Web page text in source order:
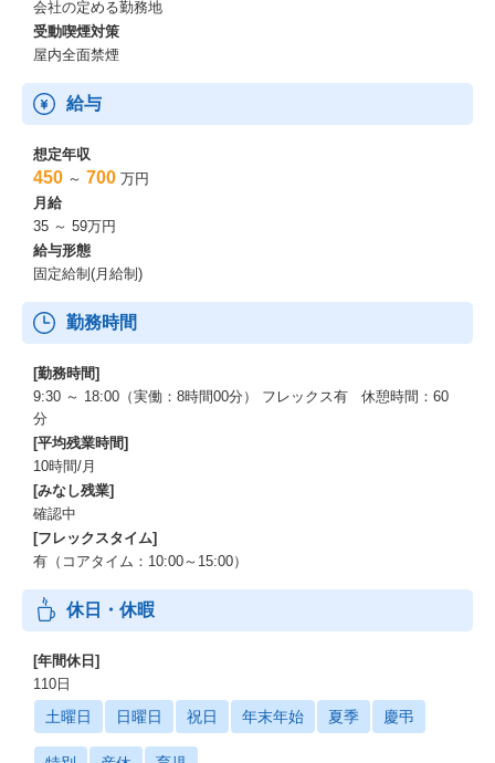
会社の定める勤務地
受動喫煙対策
屋内全面禁煙
給与
想定年収
450 ～ 700 万円
月給
35 ～ 59万円
給与形態
固定給制(月給制)
勤務時間
[勤務時間]
9:30 ～ 18:00（実働：8時間00分） フレックス有 休憩時間：60
分
[平均残業時間]
10時間/月
[みなし残業]
確認中
[フレックスタイム]
有（コアタイム：10:00～15:00）
休日・休暇
[年間休日]
110日
土曜日 日曜日 祝日 年末年始 夏季 慶弔